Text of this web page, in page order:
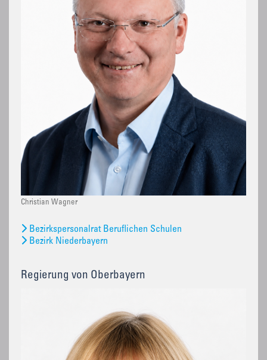
Christian Wagner
Bezirkspersonalrat Beruflichen Schulen
Bezirk Niederbayern
Regierung von Oberbayern